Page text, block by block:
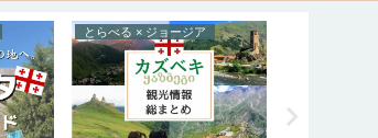
とらべる × ジョージア